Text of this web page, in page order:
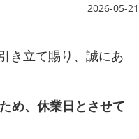
2026-05-21
き立て賜り、誠にあ
め、休業日とさせて